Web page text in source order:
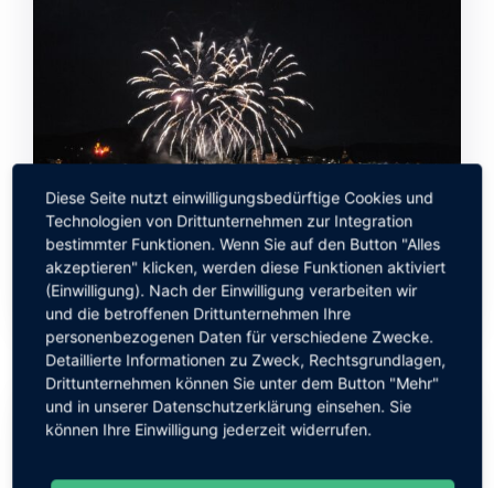
22. Juli 2026
Geführte Wanderung „Die steinreiche Eifel“ –am
Diese Seite nutzt einwilligungsbedürftige Cookies und
Technologien von Drittunternehmen zur Integration
bestimmter Funktionen. Wenn Sie auf den Button "Alles
akzeptieren" klicken, werden diese Funktionen aktiviert
(Einwilligung). Nach der Einwilligung verarbeiten wir
und die betroffenen Drittunternehmen Ihre
personenbezogenen Daten für verschiedene Zwecke.
Detaillierte Informationen zu Zweck, Rechtsgrundlagen,
Drittunternehmen können Sie unter dem Button "Mehr"
und in unserer Datenschutzerklärung einsehen. Sie
können Ihre Einwilligung jederzeit widerrufen.